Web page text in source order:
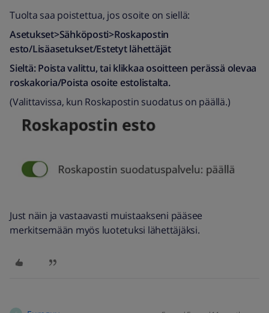
Tuolta saa poistettua, jos osoite on siellä:
Asetukset>Sähköposti>Roskapostin
esto/Lisäasetukset/Estetyt lähettäjät
Sieltä: Poista valittu, tai klikkaa osoitteen perässä olevaa
roskakoria/Poista osoite estolistalta.
(Valittavissa, kun Roskapostin suodatus on päällä.)
Just näin ja vastaavasti muistaakseni pääsee
merkitsemään myös luotetuksi lähettäjäksi.